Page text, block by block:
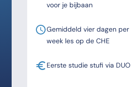
voor je bijbaan
Gemiddeld vier dagen per
week les op de CHE
Eerste studie stufi via DUO